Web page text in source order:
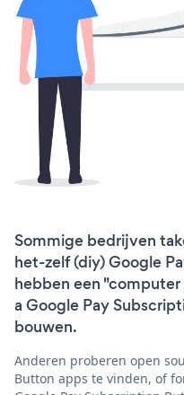
Sommige bedrijven
het-zelf (diy) Google
hebben een
a Google Pay
bouwen.
Anderen proberen open
Button apps te vinden, of